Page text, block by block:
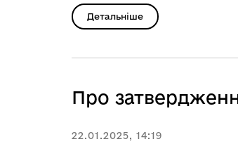
Детальніше
Про
22.01.2025, 14:19